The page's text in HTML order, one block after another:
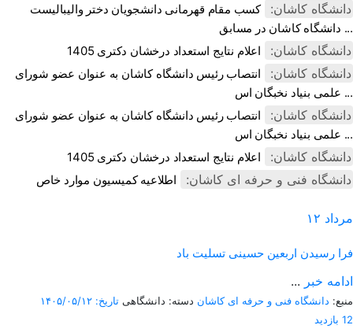
دانشگاه کاشان:
کسب مقام قهرمانی دانشجویان دختر والیبالیست
دانشگاه کاشان در مسابق ...
دانشگاه کاشان: اعلام نتایج استعداد درخشان دکتری 1405
دانشگاه کاشان:
انتصاب رئیس دانشگاه کاشان به عنوان عضو شورای
علمی بنیاد نخبگان اس ...
دانشگاه کاشان:
انتصاب رئیس دانشگاه کاشان به عنوان عضو شورای
علمی بنیاد نخبگان اس ...
دانشگاه کاشان: اعلام نتایج استعداد درخشان دکتری 1405
دانشگاه فنی و حرفه ای کاشان: اطلاعیه کمیسیون موارد خاص
۱۲ مرداد
فرا رسیدن اربعین حسینی تسلیت باد
... ادامه خبر
منبع: دانشگاه فنی و حرفه ای کاشان دسته: دانشگاهی تاریخ: ۱۴۰۵/۰۵/۱۲
12 بازدید